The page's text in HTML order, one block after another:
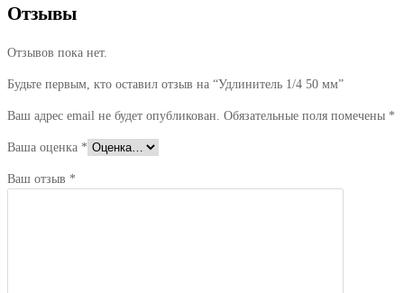
мм
Отзывы
Отзывов пока нет.
Будьте первым, кто оставил отзыв на “Удлинитель 1/4 50 мм”
Ваш адрес email не будет опубликован. Обязательные поля помечены *
Ваша оценка *
Ваш отзыв *